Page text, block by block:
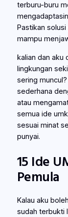
terburu-buru
Pastikan
mampu
kalian dan aku
lingkungan
sering
sederhana
atau
semua ide
sesuai minat
punyai.
15 Ide
Pemula
Kalau aku
sudah terbukti